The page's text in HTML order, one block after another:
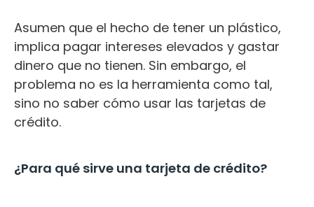
Asumen que el hecho de tener un plástico,
implica pagar intereses elevados y gastar
dinero que no tienen. Sin embargo, el
problema no es la herramienta como tal,
sino no saber cómo usar las tarjetas de
crédito.
¿Para qué sirve una tarjeta de crédito?